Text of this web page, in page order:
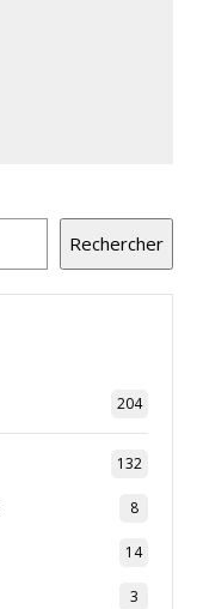
Rechercher
204
132
8
14
3